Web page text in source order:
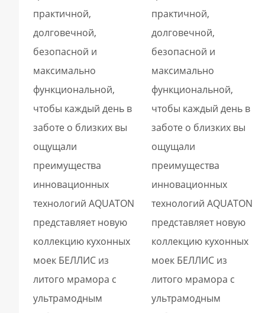
практичной,
долговечной,
безопасной и
максимально
функциональной,
чтобы каждый день в
заботе о близких вы
ощущали
преимущества
инновационных
технологий AQUATON
представляет новую
коллекцию кухонных
моек БЕЛЛИС из
литого мрамора с
ультрамодным
практичной,
долговечной,
безопасной и
максимально
функциональной,
чтобы каждый день в
заботе о близких вы
ощущали
преимущества
инновационных
технологий AQUATON
представляет новую
коллекцию кухонных
моек БЕЛЛИС из
литого мрамора с
ультрамодным